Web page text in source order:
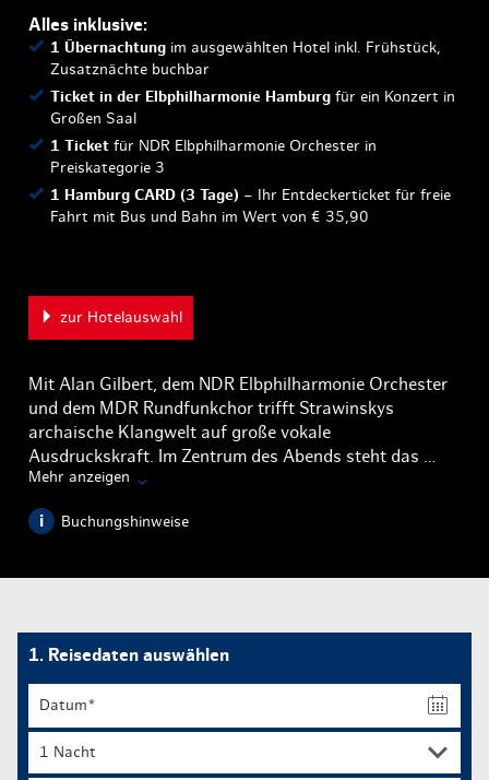
Alles inklusive:
1 Übernachtung im ausgewählten Hotel inkl. Frühstück,
Zusatznächte buchbar
Ticket in der Elbphilharmonie Hamburg für ein Konzert in
Großen Saal
1 Ticket für NDR Elbphilharmonie Orchester in
Preiskategorie 3
1 Hamburg CARD (3 Tage) – Ihr Entdeckerticket für freie
Fahrt mit Bus und Bahn im Wert von € 35,90
zur Hotelauswahl
Mit Alan Gilbert, dem NDR Elbphilharmonie Orchester
und dem MDR Rundfunkchor trifft Strawinskys
archaische Klangwelt auf große vokale
Ausdruckskraft. Im Zentrum des Abends steht das …
Mehr anzeigen
i Buchungshinweise
1. Reisedaten auswählen